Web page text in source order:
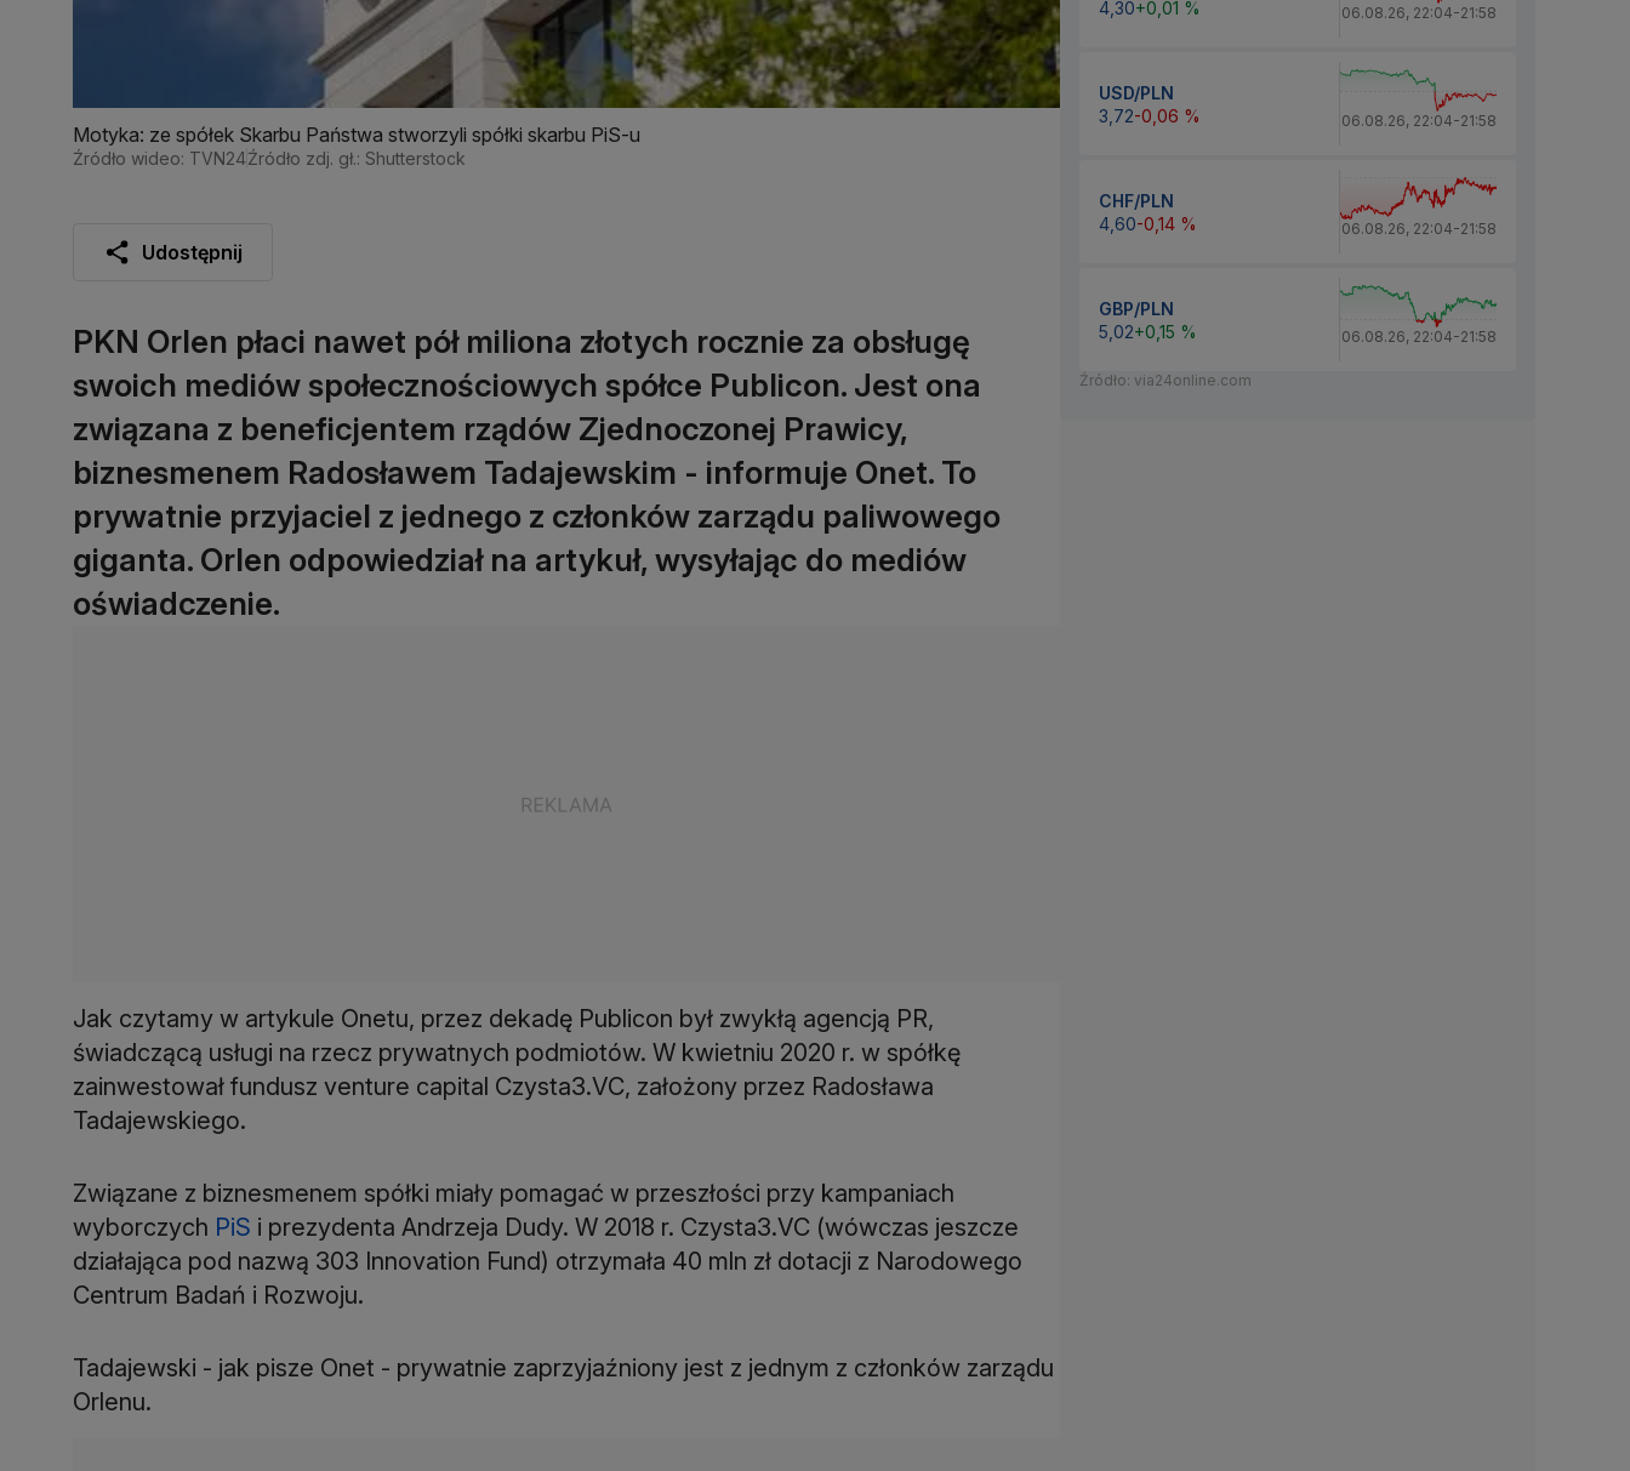
Motyka: ze spółek Skarbu Państwa stworzyli spółki skarbu PiS-u
Źródło wideo: TVN24Źródło zdj. gł.: Shutterstock
Udostępnij
PKN Orlen płaci nawet pół miliona złotych rocznie za obsługę
swoich mediów społecznościowych spółce Publicon. Jest ona
związana z beneficjentem rządów Zjednoczonej Prawicy,
biznesmenem Radosławem Tadajewskim - informuje Onet. To
prywatnie przyjaciel z jednego z członków zarządu paliwowego
giganta. Orlen odpowiedział na artykuł, wysyłając do mediów
oświadczenie.
Jak czytamy w artykule Onetu, przez dekadę Publicon był zwykłą agencją PR,
świadczącą usługi na rzecz prywatnych podmiotów. W kwietniu 2020 r. w spółkę
zainwestował fundusz venture capital Czysta3.VC, założony przez Radosława
Tadajewskiego.
Związane z biznesmenem spółki miały pomagać w przeszłości przy kampaniach
wyborczych PiS i prezydenta Andrzeja Dudy. W 2018 r. Czysta3.VC (wówczas jeszcze
działająca pod nazwą 303 Innovation Fund) otrzymała 40 mln zł dotacji z Narodowego
Centrum Badań i Rozwoju.
Tadajewski - jak pisze Onet - prywatnie zaprzyjaźniony jest z jednym z członków zarządu
Orlenu.
4,30+0,01 % 06.08.26, 22:04-21:58
USD/PLN
3,72-0,06 % 06.08.26, 22:04-21:58
CHF/PLN
4,60-0,14 % 06.08.26, 22:04-21:58
GBP/PLN
5,02+0,15 % 06.08.26, 22:04-21:58
Źródło: via24online.com